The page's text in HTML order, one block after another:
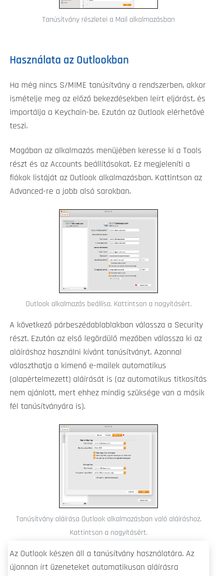
Tanúsítvány részletei a Mail alkalmazásban
Használata az Outlookban
Ha még nincs S/MIME tanúsítvány a rendszerben, akkor
ismételje meg az előző bekezdésekben leírt eljárást, és
importálja a Keychain-be. Ezután az Outlook elérhetővé
teszi.
Magában az alkalmazás menüjében keresse ki a Tools
részt és az Accounts beállításokat. Ez megjeleníti a
fiókok listáját az Outlook alkalmazásban. Kattintson az
Advanced-re a jobb alsó sarokban.
Outlook alkalmazás beállísa. Kattintson a nagyításért.
A következő párbeszédablablakban válassza a Security
részt. Ezután az első legördülő mezőben válassza ki az
aláíráshoz használni kívánt tanúsítványt. Azonnal
választhatja a kimenő e-mailek automatikus
(alapértelmezett) aláírását is (az automatikus titkosítás
nem ajánlott, mert ehhez mindig szüksége van a másik
fél tanúsítványára is).
Tanúsítvány aláírása Outlook alkalmazásban való aláíráshoz.
Kattintson a nagyításért.
Az Outlook készen áll a tanúsítvány használatára. Az
újonnan írt üzeneteket automatikusan aláírásra